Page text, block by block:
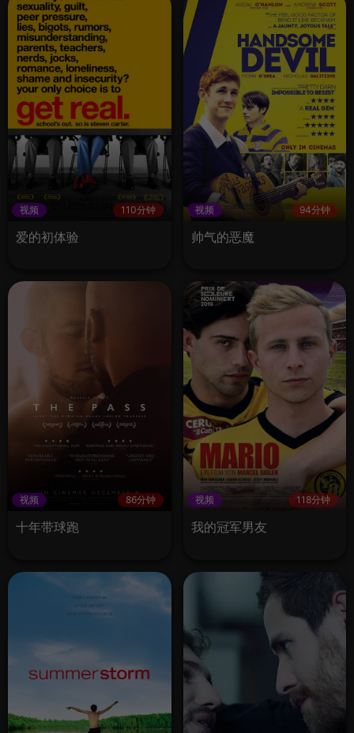
视频 110分钟
爱的初体验
视频 94分钟
帅气的恶魔
视频 86分钟
十年带球跑
视频 118分钟
我的冠军男友